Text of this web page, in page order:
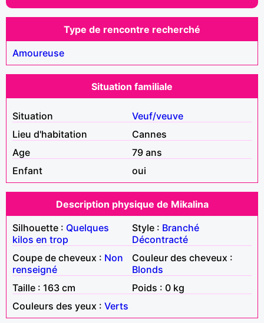
Type de rencontre recherché
Amoureuse
Situation familiale
Situation
Veuf/veuve
Lieu d'habitation
Cannes
Age
79 ans
Enfant
oui
Description physique de Mikalina
Silhouette : Quelques
kilos en trop
Style : Branché
Décontracté
Coupe de cheveux : Non
renseigné
Couleur des cheveux :
Blonds
Taille : 163 cm
Poids : 0 kg
Couleurs des yeux : Verts